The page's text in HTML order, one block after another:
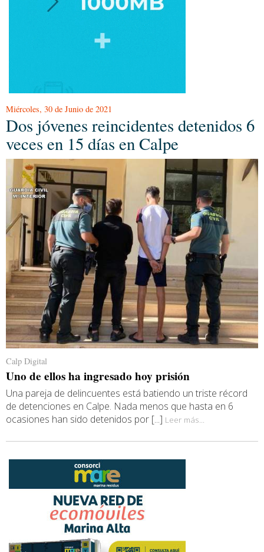
Miércoles, 30 de Junio de 2021
Dos jóvenes reincidentes detenidos 6
veces en 15 días en Calpe
Calp Digital
Uno de ellos ha ingresado hoy prisión
Una pareja de delincuentes está batiendo un triste récord
de detenciones en Calpe. Nada menos que hasta en 6
ocasiones han sido detenidos por [...] Leer más...